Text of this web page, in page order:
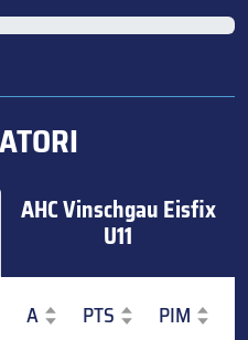
AHC Vinschgau Eisfix
U11
A PTS PIM